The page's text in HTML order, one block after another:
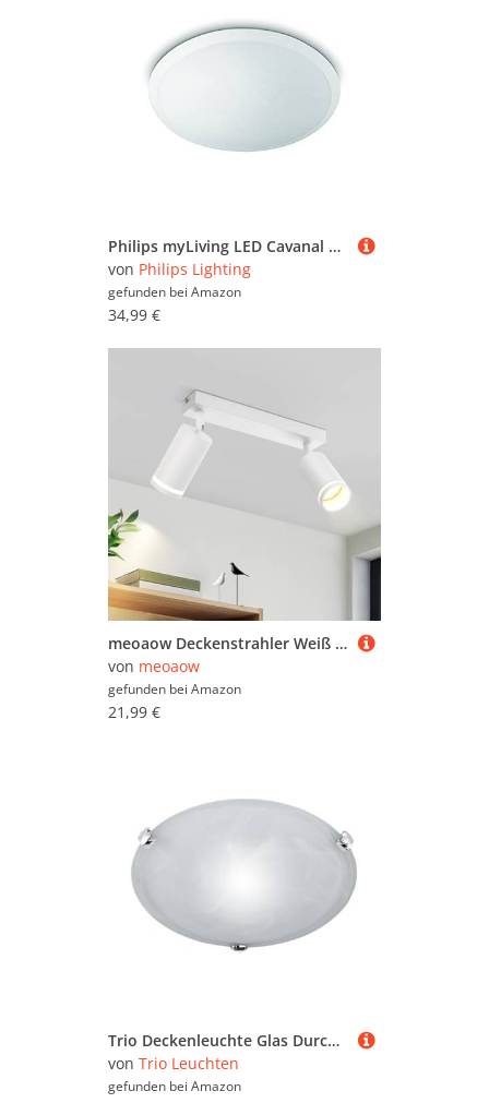
Philips myLiving LED Cavanal Deckenleuchte, SceneSwitch Helligkeitsregelung, 18W, Weiß
von Philips Lighting
gefunden bei Amazon
34,99 €
meoaow Deckenstrahler Weiß 2 Flammig Flurlampe Modern Deckenlampe Strahler GU10 Spots Schwenkbar Innen Metall Deckenleuchte Deckenspots für Flur Küche Wohnzimmer, Ohne Leuchtmittel
von meoaow
gefunden bei Amazon
21,99 €
Trio Deckenleuchte Glas Durchmesser 30 cm 1x40W E27 weiss alabasterfarbig 6105011-01, Weiß
von Trio Leuchten
gefunden bei Amazon